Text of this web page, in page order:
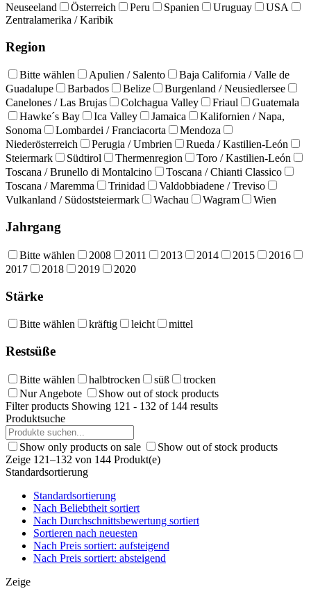
Neuseeland
Österreich Peru Spanien Uruguay
USA
Zentralamerika / Karibik
Region
Bitte wählen Apulien / Salento
Baja California / Valle de
Guadalupe
Barbados Belize
Burgenland / Neusiedlersee
Canelones / Las Brujas
Colchagua Valley Friaul
Guatemala
Hawke´s Bay
Ica Valley Jamaica
Kalifornien / Napa,
Sonoma
Lombardei / Franciacorta
Mendoza
Niederösterreich
Perugia / Umbrien
Rueda / Kastilien-León
Steiermark
Südtirol Thermenregion
Toro / Kastilien-León
Toscana / Brunello di Montalcino
Toscana / Chianti Classico
Toscana / Maremma
Trinidad
Valdobbiadene / Treviso
Vulkanland / Südoststeiermark
Wachau Wagram Wien
Jahrgang
Bitte wählen 2008 2011 2013 2014 2015
2016
2017
2018 2019 2020
Stärke
Bitte wählen kräftig leicht mittel
Restsüße
Bitte wählen halbtrocken süß
trocken
Nur Angebote
Show out of stock products
Filter products Showing 121 - 132 of 144 results
Produktsuche
Show only products on sale
Show out of stock products
Zeige 121–132 von 144 Produkt(e)
Standardsortierung
Standardsortierung
Nach Beliebtheit sortiert
Nach Durchschnittsbewertung sortiert
Sortieren nach neuesten
Nach Preis sortiert: aufsteigend
Nach Preis sortiert: absteigend
Zeige